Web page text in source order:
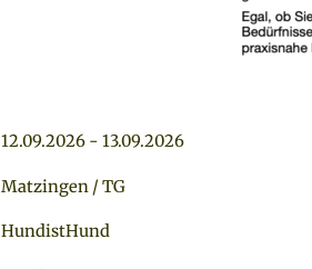
12.09.2026 - 13.09.2026
Matzingen / TG
HundistHund